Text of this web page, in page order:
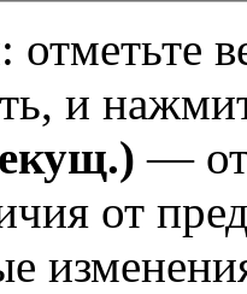
и
—
от